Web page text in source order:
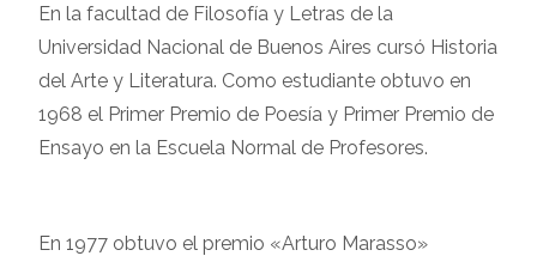
En la facultad de Filosofía y Letras de la
Universidad Nacional de Buenos Aires cursó Historia
del Arte y Literatura. Como estudiante obtuvo en
1968 el Primer Premio de Poesía y Primer Premio de
Ensayo en la Escuela Normal de Profesores.
En 1977 obtuvo el premio «Arturo Marasso»